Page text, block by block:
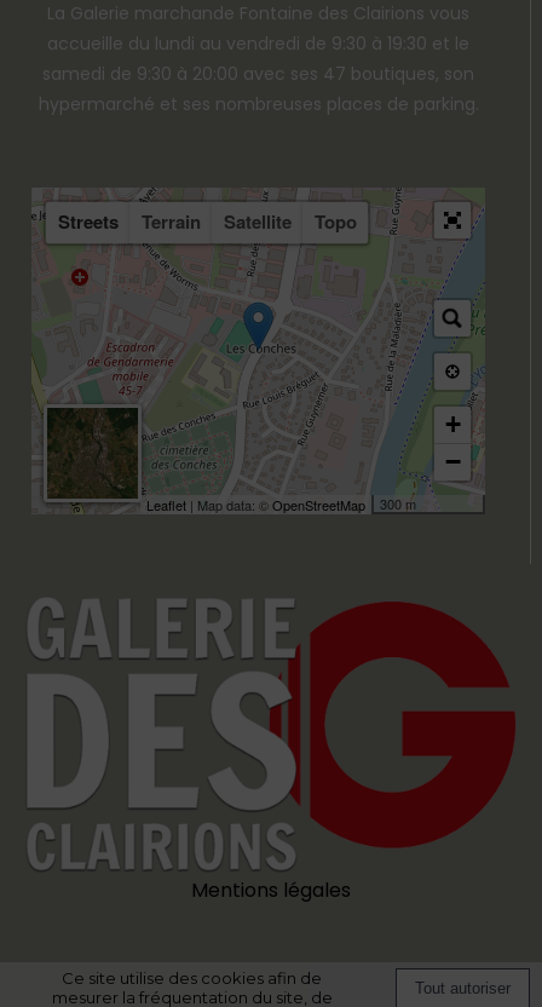
La Galerie marchande Fontaine des Clairions vous
accueille du lundi au vendredi de 9:30 à 19:30 et le
samedi de 9:30 à 20:00 avec ses 47 boutiques, son
hypermarché et ses nombreuses places de parking.
Streets Terrain Satellite Topo
+
−
300 m
Leaflet | Map data: ©OpenStreetMap
Mentions légales
Site commercialisé par Centre France Publicité
Création et hébergement
Ce site utilise des cookies afin de
mesurer la fréquentation du site, de